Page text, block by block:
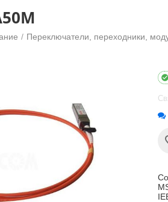
/ Переключатели, переходники,
